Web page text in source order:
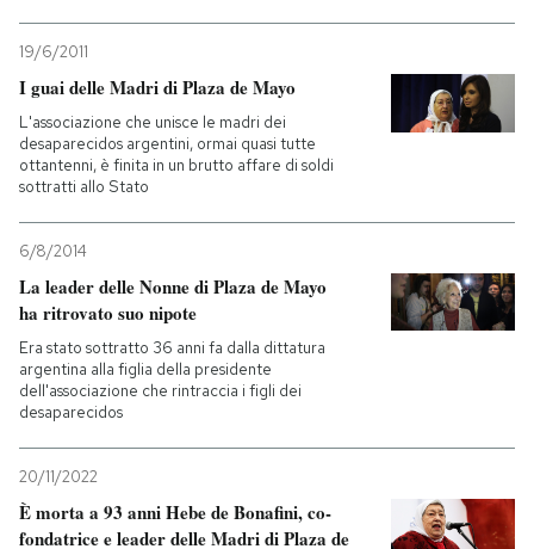
19/6/2011
I guai delle Madri di Plaza de Mayo
L'associazione che unisce le madri dei
desaparecidos argentini, ormai quasi tutte
ottantenni, è finita in un brutto affare di soldi
sottratti allo Stato
6/8/2014
La leader delle Nonne di Plaza de Mayo
ha ritrovato suo nipote
Era stato sottratto 36 anni fa dalla dittatura
argentina alla figlia della presidente
dell'associazione che rintraccia i figli dei
desaparecidos
20/11/2022
È morta a 93 anni Hebe de Bonafini, co-
fondatrice e leader delle Madri di Plaza de